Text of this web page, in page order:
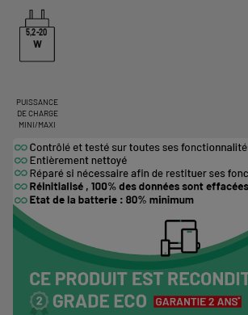
5,2-20
W
PUISSANCE
DE CHARGE
MINI/MAXI